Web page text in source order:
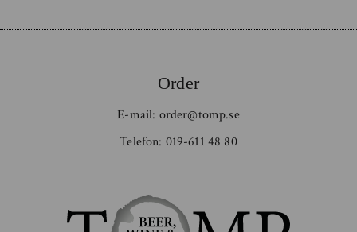
Order
E-mail: order@tomp.se
Telefon: 019-611 48 80